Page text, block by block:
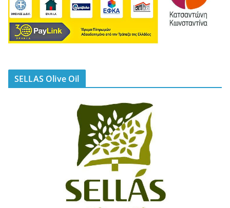
SELLAS Olive Oil